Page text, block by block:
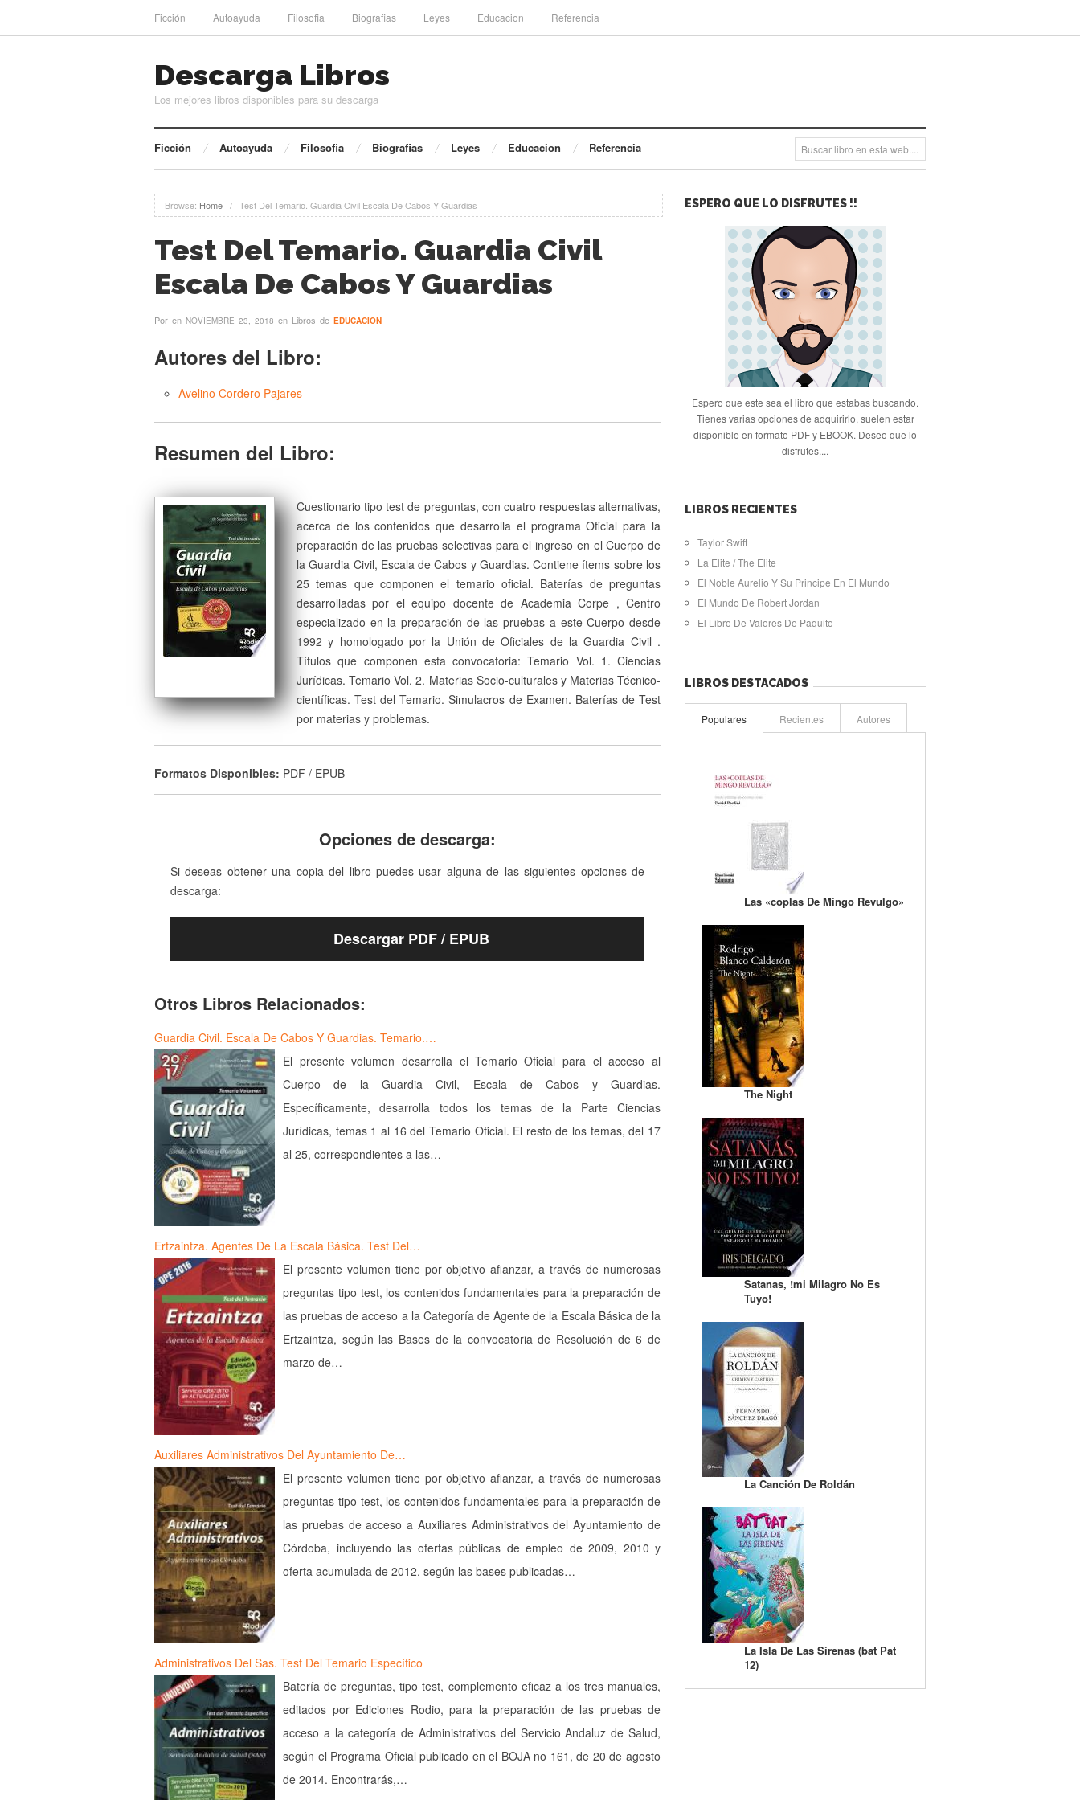
Ficción Autoayuda Filosofia Biografias Leyes Educacion Referencia
Descarga Libros
Los mejores libros disponibles para su descarga
Ficción Autoayuda Filosofia Biografias Leyes Educacion Referencia
Browse: Home / Test Del Temario. Guardia Civil Escala De Cabos Y Guardias
Test Del Temario. Guardia Civil
Escala De Cabos Y Guardias
Por en NOVIEMBRE 23, 2018 en Libros de EDUCACION
Autores del Libro:
Avelino Cordero Pajares
Resumen del Libro:
Cuestionario tipo test de preguntas, con cuatro respuestas alternativas,
acerca de los contenidos que desarrolla el programa Oficial para la
preparación de las pruebas selectivas para el ingreso en el Cuerpo de
la Guardia Civil, Escala de Cabos y Guardias. Contiene ítems sobre los
25 temas que componen el temario oficial. Baterías de preguntas
desarrolladas por el equipo docente de Academia Corpe , Centro
especializado en la preparación de las pruebas a este Cuerpo desde
1992 y homologado por la Unión de Oficiales de la Guardia Civil .
Títulos que componen esta convocatoria: Temario Vol. 1. Ciencias
Jurídicas. Temario Vol. 2. Materias Socio-culturales y Materias Técnico-
científicas. Test del Temario. Simulacros de Examen. Baterías de Test
por materias y problemas.
Formatos Disponibles: PDF / EPUB
Opciones de descarga:
Si deseas obtener una copia del libro puedes usar alguna de las siguientes opciones de
descarga:
Descargar PDF / EPUB
Otros Libros Relacionados:
Guardia Civil. Escala De Cabos Y Guardias. Temario.…
El presente volumen desarrolla el Temario Oficial para el acceso al
Cuerpo de la Guardia Civil, Escala de Cabos y Guardias.
Específicamente, desarrolla todos los temas de la Parte Ciencias
Jurídicas, temas 1 al 16 del Temario Oficial. El resto de los temas, del 17
al 25, correspondientes a las…
Ertzaintza. Agentes De La Escala Básica. Test Del…
El presente volumen tiene por objetivo afianzar, a través de numerosas
preguntas tipo test, los contenidos fundamentales para la preparación de
las pruebas de acceso a la Categoría de Agente de la Escala Básica de la
Ertzaintza, según las Bases de la convocatoria de Resolución de 6 de
marzo de…
Auxiliares Administrativos Del Ayuntamiento De…
El presente volumen tiene por objetivo afianzar, a través de numerosas
preguntas tipo test, los contenidos fundamentales para la preparación de
las pruebas de acceso a Auxiliares Administrativos del Ayuntamiento de
Córdoba, incluyendo las ofertas públicas de empleo de 2009, 2010 y
oferta acumulada de 2012, según las bases publicadas…
Administrativos Del Sas. Test Del Temario Específico
Batería de preguntas, tipo test, complemento eficaz a los tres manuales,
editados por Ediciones Rodio, para la preparación de las pruebas de
acceso a la categoría de Administrativos del Servicio Andaluz de Salud,
según el Programa Oficial publicado en el BOJA no 161, de 20 de agosto
de 2014. Encontrarás,…
ESPERO QUE LO DISFRUTES !!
Espero que este sea el libro que estabas buscando.
Tienes varias opciones de adquirirlo, suelen estar
disponible en formato PDF y EBOOK. Deseo que lo
disfrutes....
LIBROS RECIENTES
Taylor Swift
La Elite / The Elite
El Noble Aurelio Y Su Principe En El Mundo
El Mundo De Robert Jordan
El Libro De Valores De Paquito
LIBROS DESTACADOS
Populares Recientes Autores
Las «coplas De Mingo Revulgo»
The Night
Satanas, !mi Milagro No Es
Tuyo!
La Canción De Roldán
La Isla De Las Sirenas (bat Pat
12)